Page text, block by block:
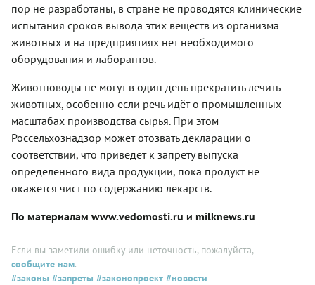
пор не разработаны, в стране не проводятся клинические
испытания сроков вывода этих веществ из организма
животных и на предприятиях нет необходимого
оборудования и лаборантов.
Животноводы не могут в один день прекратить лечить
животных, особенно если речь идёт о промышленных
масштабах производства сырья. При этом
Россельхознадзор может отозвать декларации о
соответствии, что приведет к запрету выпуска
определенного вида продукции, пока продукт не
окажется чист по содержанию лекарств.
По материалам www.vedomosti.ru и milknews.ru
Если вы заметили ошибку или неточность, пожалуйста,
сообщите нам.
#законы #запреты #законопроект #новости